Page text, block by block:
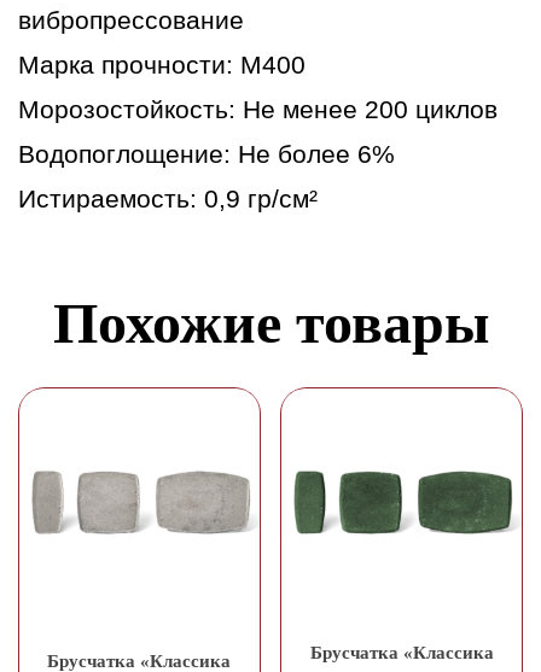
вибропрессование
Марка прочности: М400
Морозостойкость: Не менее 200 циклов
Водопоглощение: Не более 6%
Истираемость: 0,9 гр/см²
Похожие товары
Брусчатка «Классика
Брусчатка «Классика